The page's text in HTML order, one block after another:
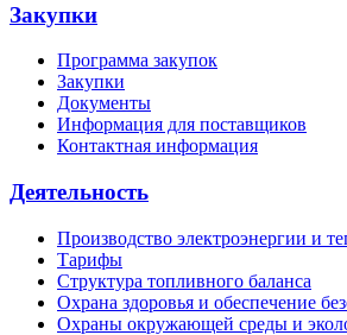
Закупки
Программа закупок
Закупки
Документы
Информация для поставщиков
Контактная информация
Деятельность
Производство электроэнергии и
Тарифы
Структура топливного баланса
Охрана здоровья и обеспечение
Охраны окружающей среды и